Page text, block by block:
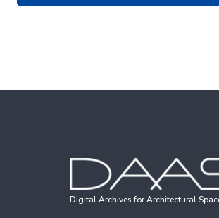
Digital Archives for Architectural